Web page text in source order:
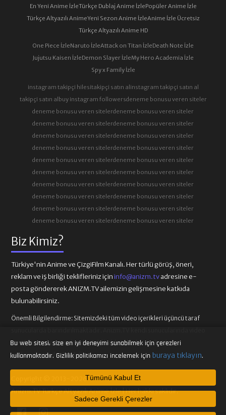
Biz Kimiz?
Türkiye'nin Anime ve ÇizgiFilm Kanalı. Her türlü görüş, öneri,
reklam ve iş birliği teklifleriniz içininfo@anizm.tvadresine e-
posta göndererek ANIZM.TV ailemizin gelişmesine katkıda
bulunabilirsiniz.
Önemli Bilgilendirme: Sitemizdeki tüm video içerikleri üçüncü taraf
içeriği barındırmamaktadır. Telif hakkı talepleri ilgili video
sağlayıcılarına iletilmelidir.
Copyright © 2013-2026
Anizm.TV Türkçe Altyazılı Anime İzle | Her hakkı saklıdır.
En Yeni Anime İzleTürkçe Dublaj Anime İzlePopüler Anime İzle
Türkçe Altyazılı AnimeYeni Sezon Anime İzleAnime İzle Ücretsiz
Türkçe Altyazılı Anime HD
One Piece İzleNaruto İzleAttack on Titan İzleDeath Note İzle
Jujutsu Kaisen İzleDemon Slayer İzleMy Hero Academia İzle
Spy x Family İzle
instagram takipçi hilesitakipçi satın alinstagram takipçi satın al
takipçi satın albuy instagram followersdeneme bonusu veren siteler
deneme bonusu veren sitelerdeneme bonusu veren siteler
deneme bonusu veren sitelerdeneme bonusu veren siteler
deneme bonusu veren sitelerdeneme bonusu veren siteler
deneme bonusu veren sitelerdeneme bonusu veren siteler
deneme bonusu veren sitelerdeneme bonusu veren siteler
deneme bonusu veren sitelerdeneme bonusu veren siteler
deneme bonusu veren sitelerdeneme bonusu veren siteler
deneme bonusu veren sitelerdeneme bonusu veren siteler
deneme bonusu veren sitelerdeneme bonusu veren siteler
deneme bonusu veren sitelerdeneme bonusu veren siteler
Bu web sitesi, size en iyi deneyimi sunabilmek için çerezleri
kullanmaktadır. Gizlilik politikamızı incelemek için buraya tıklayın.
Tümünü Kabul Et
Sadece Gerekli Çerezler